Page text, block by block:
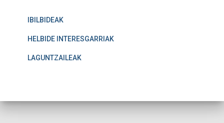
IBILBIDEAK
HELBIDE INTERESGARRIAK
LAGUNTZAILEAK